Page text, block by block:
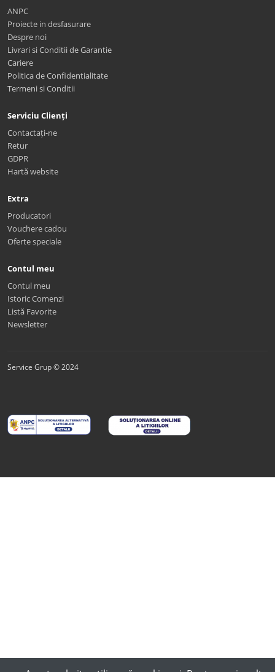
ANPC
Proiecte in desfasurare
Despre noi
Livrari si Conditii de Garantie
Cariere
Politica de Confidentialitate
Termeni si Conditii
Serviciu Clienți
Contactați-ne
Retur
GDPR
Hartă website
Extra
Producatori
Vouchere cadou
Oferte speciale
Contul meu
Contul meu
Istoric Comenzi
Listă Favorite
Newsletter
Service Grup © 2024